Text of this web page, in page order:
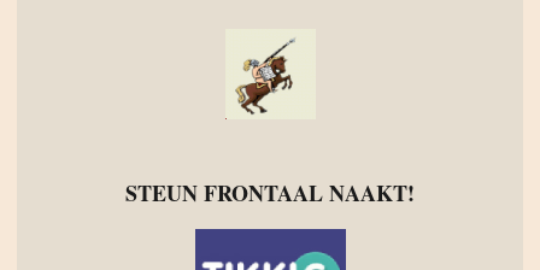
STEUN FRONTAAL NAAKT!